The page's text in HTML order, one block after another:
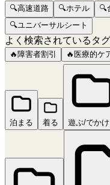
🔍高速道路 🔍ホテル 🔍
🔍ユニバーサルシート
よく検索されているタグ
🔥 障害者割引 🔥 医療的ケ
泊まる 着る 遊ぶ/でか